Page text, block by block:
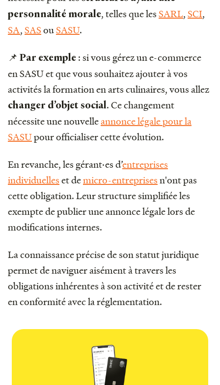
personnalité morale, telles que lesSARL,SCI,
SA,SASouSASU.
📌 Par exemple : si vous gérez un e-commerce
en SASU et que vous souhaitez ajouter à vos
activités la formation en arts culinaires, vous allez
changer d’objet social . Ce changement
nécessite une nouvelleannonce légale pour la
SASUpour officialiser cette évolution.
En revanche, les gérant·es d’entreprises
individuelleset demicro-entreprisesn'ont pas
cette obligation. Leur structure simplifiée les
exempte de publier une annonce légale lors de
modifications internes.
La connaissance précise de son statut juridique
permet de naviguer aisément à travers les
obligations inhérentes à son activité et de rester
en conformité avec la réglementation.